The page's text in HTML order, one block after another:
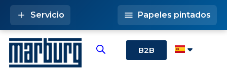
B2B
Servicio Papeles pintados